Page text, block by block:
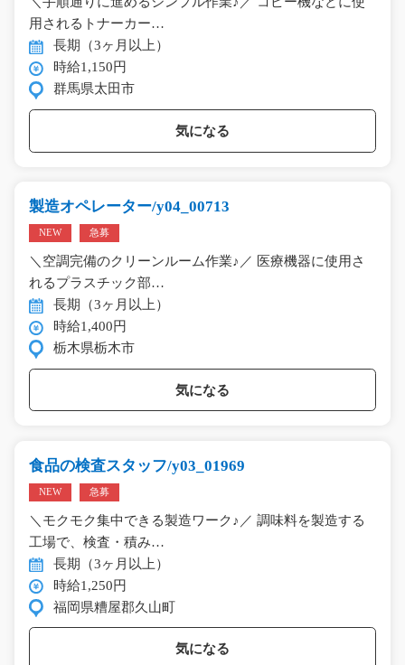
用されるトナーカー…
長期（3ヶ月以上）
時給1,150円
群馬県太田市
気になる
製造オペレーター/y04_00713
NEW 急募
＼空調完備のクリーンルーム作業♪／ 医療機器に使用さ
れるプラスチック部…
長期（3ヶ月以上）
時給1,400円
栃木県栃木市
気になる
食品の検査スタッフ/y03_01969
NEW 急募
＼モクモク集中できる製造ワーク♪／ 調味料を製造する
工場で、検査・積み…
長期（3ヶ月以上）
時給1,250円
福岡県糟屋郡久山町
気になる